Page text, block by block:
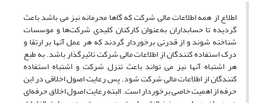
اطلاع از همه اطلاعات مالی شرکت که گاها محرمانه نیز می باشد باعث
گردیده تا حسابداران به‌عنوان کارکنان کلیدی شرکت‌ها و موسسات
شناخته شوند و از قدرتی برخوردار گردند که هر عمل آنها بر ارتقا و
درک استفاده کنندگان از اطلاعات مالی شرکت تاثیرگذار باشد. به طبع
هر اشتباه آنها نیز می تواند باعث تنزل شرکت و اشتباه استفاده
کنندگان از اطلاعات مالی شرکت شود. پس رعایت اصول اخلاقی در این
حرفه از اهمیت خاصی برخوردار است. البته رعایت اصول اخلاق حرفه‌ای